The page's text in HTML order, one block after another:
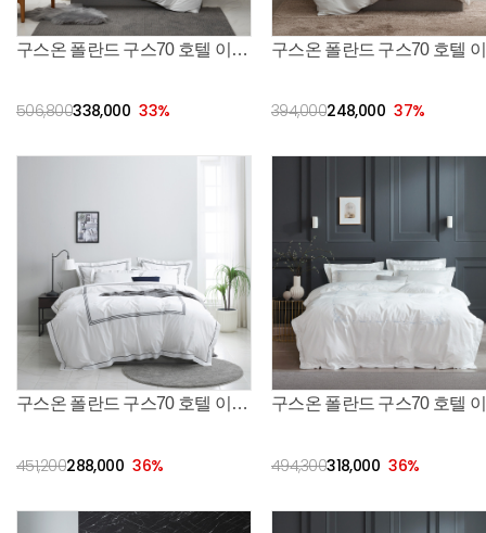
구스온 폴란드 구스70 호텔 이불+수피마 100수 커버세트
506,800338,000 33% 394,000248,000 37%
구스온 폴란드 구스70 호텔 이불+캐드미오차콜 커버세트
451,200288,000 36% 494,300318,000 36%